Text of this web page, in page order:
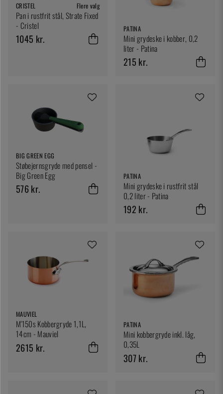
CRISTEL Flere valg
Pan i rustfrit stål, Strate Fixed
- Cristel
1045 kr.
PATINA
Mini grydeske i kobber, 0,2
liter - Patina
215 kr.
BIG GREEN EGG
Støbejernsgryde med pensel -
Big Green Egg
576 kr.
PATINA
Mini grydeske i rustfrit stål
0,2 liter - Patina
192 kr.
MAUVIEL
M'150s Kobbergryde 1,1L,
14cm - Mauviel
2615 kr.
PATINA
Mini kobbergryde inkl. låg,
0,35L
307 kr.